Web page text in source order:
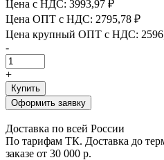
Цена с НДС: 3993,97 ₽
Цена ОПТ с НДС: 2795,78 ₽
Цена крупный ОПТ с НДС:
-
+
Купить
Оформить заявку
Доставка по всей России
По тарифам ТК. Доставка до
заказе от 30 000 р.